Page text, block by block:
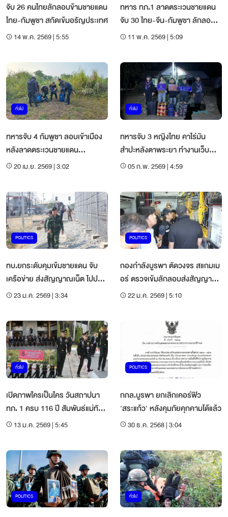
จับ 26 คนไทยลักลอบข้ามชายแดน
ไทย-กัมพูชา สกัดเข้มอรัญประเทศ
14 พ.ค. 2569 | 5:55
ทหาร ทภ.1 ลาดตระเวนชายแดน
จับ 30 ไทย-จีน-กัมพูชา ลักลอบ
เข้าเมือง
11 พ.ค. 2569 | 5:09
ทั่วไป
ทหารจับ 4 กัมพูชา ลอบเข้าเมือง
หลังลาดตระเวนชายแดน
อรัญประเทศ
20 เม.ย. 2569 | 3:02
ทั่วไป
ทหารจับ 3 หญิงไทย คาไร่มัน
สำปะหลังตาพระยา ทำงานเว็บ
พนันปอยเปต
05 ก.พ. 2569 | 4:59
POLITICS
ทบ.ยกระดับคุมเข้มชายแดน จับ
เครือข่าย ส่งสัญญาณเน็ต ไปปอย
เปต23 ม.ค. 2569 | 3:34
POLITICS
กองกำลังบูรพา ตัดวงจร สแกมเม
อร์ ตรวจเข้มลักลอบส่งสัญญาณ
เน็ต เข้าปอยเปต
22 ม.ค. 2569 | 5:10
ทั่วไป
เปิดภาพใครเป็นใคร วันสถาปนา
ทภ. 1 ครบ 116 ปี สัมพันธ์แม่ทัพ
ขุนศึก13 ม.ค. 2569 | 5:45
POLITICS
กกล.บูรพา ยกเลิกเคอร์ฟิว
'สระแก้ว' หลังคุมภัยคุกคามได้แล้ว
30 ธ.ค. 2568 | 3:04
POLITICS ทั่วไป